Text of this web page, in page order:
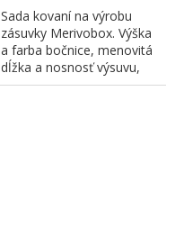
Sada kovaní na výrobu
zásuvky Merivobox. Výška
a farba bočnice, menovitá
dĺžka a nosnosť výsuvu,
typ čelného kovania...